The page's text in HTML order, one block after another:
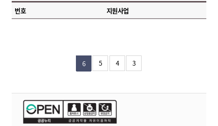
번호 지원사업
6 5 4 3